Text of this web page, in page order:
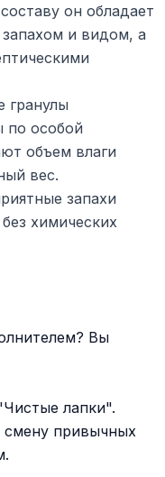
он обладает
и видом, а
гранулы
по особой
объем влаги
вес.
запахи
химических
Вы
лапки".
смену привычных